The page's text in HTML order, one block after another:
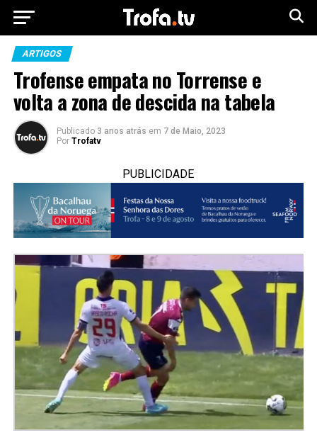
ARTIGOS
Trofense empata no Torrense e
volta a zona de descida na tabela
Publicado 3 anos atrás em 7 de Maio, 2023
Por Trofatv
PUBLICIDADE